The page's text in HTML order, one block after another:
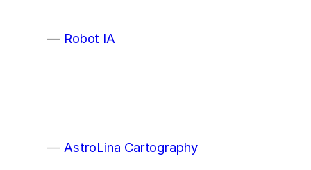
Robot IA
AstroLina Cartography